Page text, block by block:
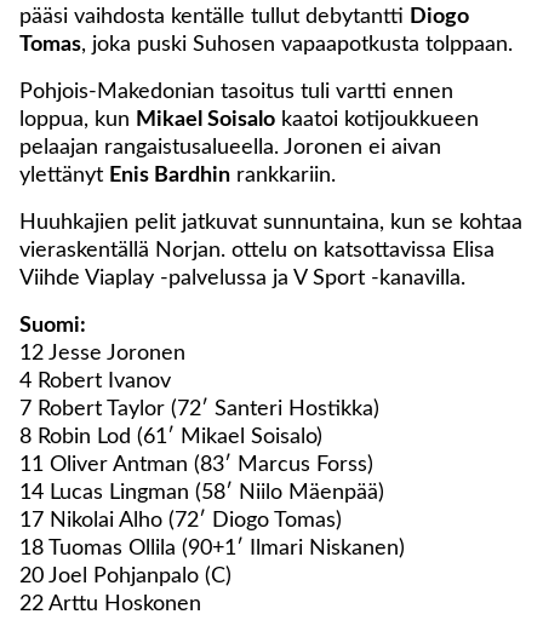
pääsi vaihdosta kentälle tullut debytantti Diogo
Tomas, joka puski Suhosen vapaapotkusta tolppaan.
Pohjois-Makedonian tasoitus tuli vartti ennen
loppua, kun Mikael Soisalo kaatoi kotijoukkueen
pelaajan rangaistusalueella. Joronen ei aivan
ylettänyt Enis Bardhin rankkariin.
Huuhkajien pelit jatkuvat sunnuntaina, kun se kohtaa
vieraskentällä Norjan. ottelu on katsottavissa Elisa
Viihde Viaplay -palvelussa ja V Sport -kanavilla.
Suomi:
12 Jesse Joronen
4 Robert Ivanov
7 Robert Taylor (72′ Santeri Hostikka)
8 Robin Lod (61′ Mikael Soisalo)
11 Oliver Antman (83′ Marcus Forss)
14 Lucas Lingman (58′ Niilo Mäenpää)
17 Nikolai Alho (72′ Diogo Tomas)
18 Tuomas Ollila (90+1′ Ilmari Niskanen)
20 Joel Pohjanpalo (C)
22 Arttu Hoskonen